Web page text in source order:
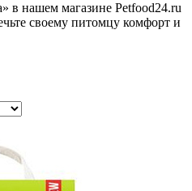
в нашем магазине Petfood24.ru
своему питомцу комфорт и